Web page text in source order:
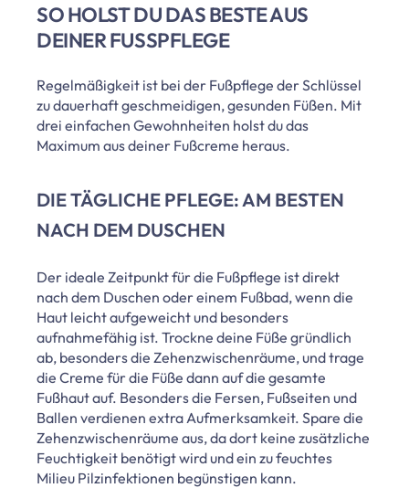
SO HOLST DU DAS BESTE AUS
DEINER FUSSPFLEGE
Regelmäßigkeit ist bei der Fußpflege der Schlüssel
zu dauerhaft geschmeidigen, gesunden Füßen. Mit
drei einfachen Gewohnheiten holst du das
Maximum aus deiner Fußcreme heraus.
DIE TÄGLICHE PFLEGE: AM BESTEN
NACH DEM DUSCHEN
Der ideale Zeitpunkt für die Fußpflege ist direkt
nach dem Duschen oder einem Fußbad, wenn die
Haut leicht aufgeweicht und besonders
aufnahmefähig ist. Trockne deine Füße gründlich
ab, besonders die Zehenzwischenräume, und trage
die Creme für die Füße dann auf die gesamte
Fußhaut auf. Besonders die Fersen, Fußseiten und
Ballen verdienen extra Aufmerksamkeit. Spare die
Zehenzwischenräume aus, da dort keine zusätzliche
Feuchtigkeit benötigt wird und ein zu feuchtes
Milieu Pilzinfektionen begünstigen kann.